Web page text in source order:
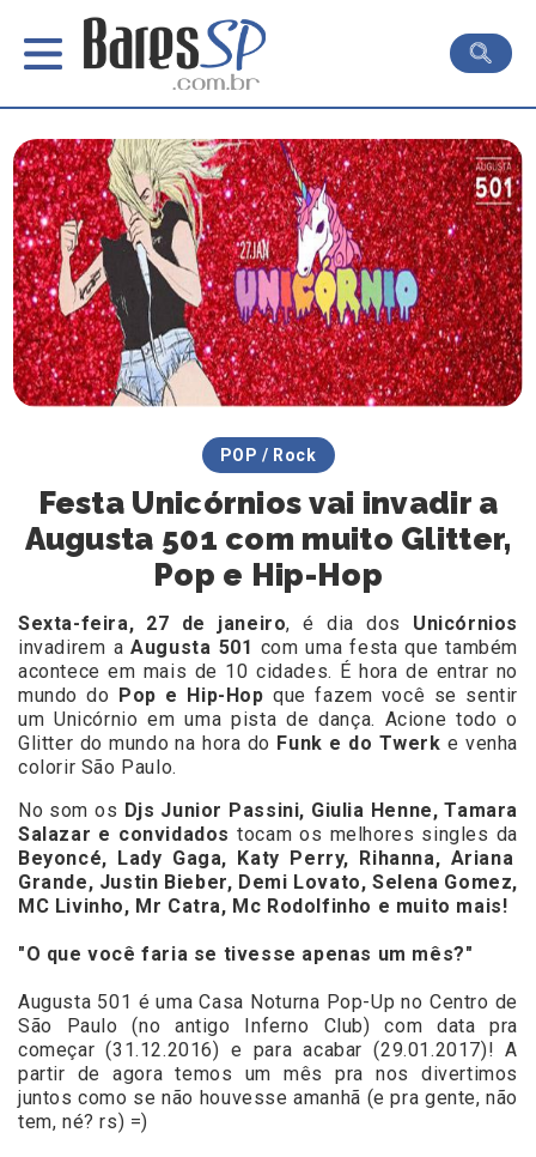
POP / Rock
Festa Unicórnios vai invadir a
Augusta 501 com muito Glitter,
Pop e Hip-Hop
Sexta-feira, 27 de janeiro, é dia dos Unicórnios
invadirem a Augusta 501 com uma festa que também
acontece em mais de 10 cidades. É hora de entrar no
mundo do
Pop e Hip-Hop quefazem você se sentir
um Unicórnio em uma pista de dança. Acione todo o
Glitter do mundo na hora do Funk e do Twerke venha
colorir São Paulo.
No som os Djs Junior Passini, Giulia Henne, Tamara
Salazar e convidados tocam os melhores singles da
Beyoncé, Lady Gaga, Katy Perry, Rihanna, Ariana
Grande, Justin Bieber, Demi Lovato, Selena Gomez,
MC Livinho, Mr Catra, Mc Rodolfinho e muito mais!
"O que você faria se tivesse apenas um mês?"
Augusta 501 é uma Casa Noturna Pop-Up no Centro de
São Paulo (no antigo Inferno Club) com data pra
começar (31.12.2016) e para acabar (29.01.2017)! A
partir de agora temos um mês pra nos divertimos
juntos como se não houvesse amanhã (e pra gente, não
tem, né? rs) =)